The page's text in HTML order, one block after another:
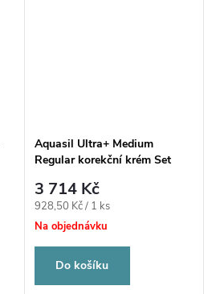
Aquasil Ultra+ Medium
Regular korekční krém Set
3 714 Kč
Měrná
cena:
928,50 Kč / 1 ks
Na objednávku
Do košíku